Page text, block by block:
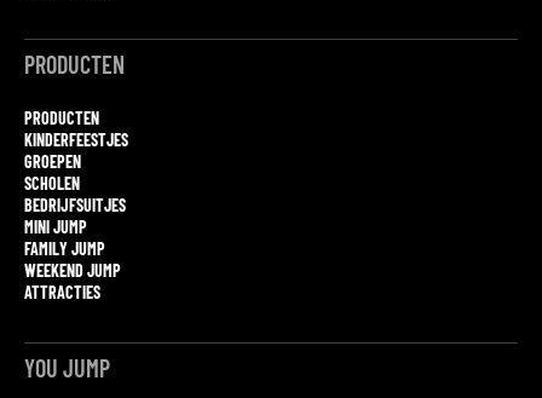
PRODUCTEN
PRODUCTEN
KINDERFEESTJES
GROEPEN
SCHOLEN
BEDRIJFSUITJES
MINI JUMP
FAMILY JUMP
WEEKEND JUMP
ATTRACTIES
YOU JUMP